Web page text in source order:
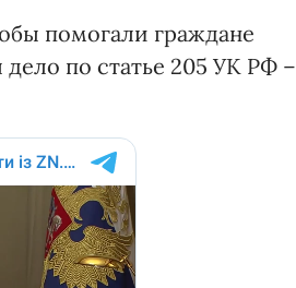
помогали граждане
по статье 205 УК РФ –